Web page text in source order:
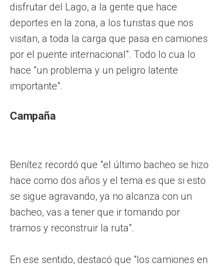
disfrutar del Lago, a la gente que hace
deportes en la zona, a los turistas que nos
visitan, a toda la carga que pasa en camiones
por el puente internacional". Todo lo cua lo
hace "un problema y un peligro latente
importante".
Campaña
Benítez recordó que "el último bacheo se hizo
hace como dos años y el tema es que si esto
se sigue agravando, ya no alcanza con un
bacheo, vas a tener que ir tomando por
tramos y reconstruir la ruta".
En ese sentido, destacó que "los camiones en